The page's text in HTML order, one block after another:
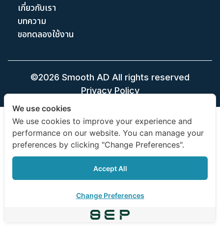
เกี่ยวกับเรา
บทความ
ขอทดลองใช้งาน
©2026 Smooth AD All rights reserved
Privacy Policy
We use cookies
We use cookies to improve your experience and
performance on our website. You can manage your
preferences by clicking "Change Preferences".
Accept All
Change Preferences